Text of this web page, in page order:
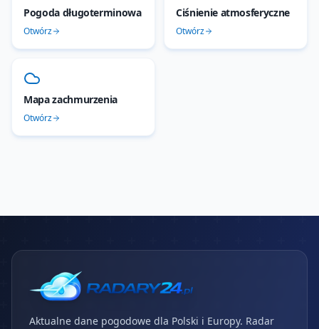
Pogoda długoterminowa
Otwórz
Ciśnienie atmosferyczne
Otwórz
Mapa zachmurzenia
Otwórz
Aktualne dane pogodowe dla Polski i Europy. Radar